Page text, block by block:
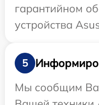
гарантийном
устройства
5
Мы сообщим